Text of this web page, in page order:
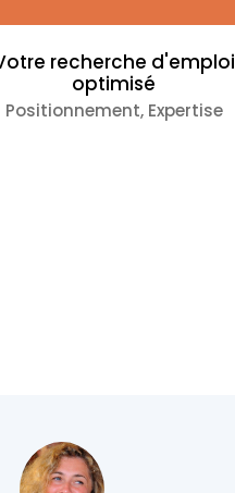
recherche d'emploi
optimisé
Positionnement, Expertise